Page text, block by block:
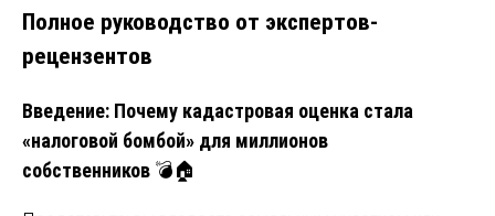
Полное руководство от экспертов-
рецензентов
Введение: Почему кадастровая оценка стала
«налоговой бомбой» для миллионов
собственников 💣🏠